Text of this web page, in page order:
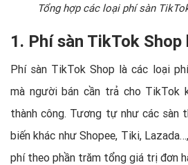
Tổng hợp các loại phí sàn
1. Phí sàn TikTok Shop
Phí sàn TikTok Shop là các loại
mà người bán cần trả cho TikTok
thành công. Tương tự như các sàn
biến khác như Shopee, Tiki,
phí theo phần trăm tổng giá trị đơn